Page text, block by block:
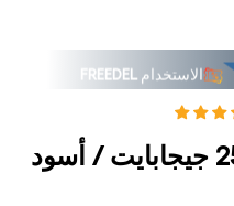
الاستخدام FREEDEL
من المتجر فوق
توصيلابل ايفون 16 بلس - 256 جيجابايت / أسود